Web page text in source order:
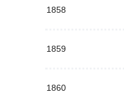
1858
1859
1860